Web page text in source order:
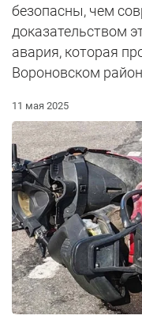
безопасны, чем
доказательством
авария, которая
Вороновском
11 мая 2025